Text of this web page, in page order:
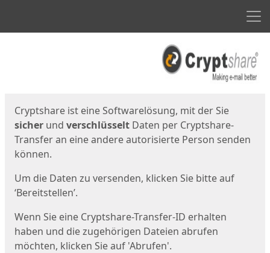
Cryptshare ist eine Softwarelösung, mit der Sie
sicher und verschlüsselt Daten per Cryptshare-
Transfer an eine andere autorisierte Person senden
können.
Um die Daten zu versenden, klicken Sie bitte auf
‘Bereitstellen’.
Wenn Sie eine Cryptshare-Transfer-ID erhalten
haben und die zugehörigen Dateien abrufen
möchten, klicken Sie auf 'Abrufen'.